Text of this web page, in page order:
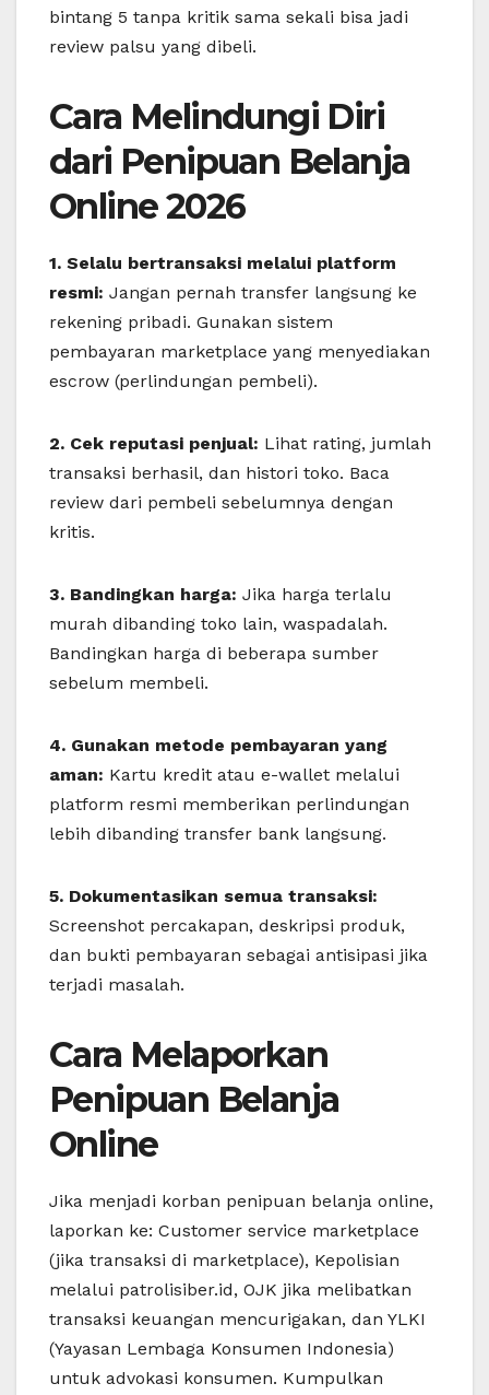
bintang 5 tanpa kritik sama sekali bisa jadi
review palsu yang dibeli.
Cara Melindungi Diri
dari Penipuan Belanja
Online 2026
1. Selalu bertransaksi melalui platform
resmi: Jangan pernah transfer langsung ke
rekening pribadi. Gunakan sistem
pembayaran marketplace yang menyediakan
escrow (perlindungan pembeli).
2. Cek reputasi penjual: Lihat rating, jumlah
transaksi berhasil, dan histori toko. Baca
review dari pembeli sebelumnya dengan
kritis.
3. Bandingkan harga: Jika harga terlalu
murah dibanding toko lain, waspadalah.
Bandingkan harga di beberapa sumber
sebelum membeli.
4. Gunakan metode pembayaran yang
aman: Kartu kredit atau e-wallet melalui
platform resmi memberikan perlindungan
lebih dibanding transfer bank langsung.
5. Dokumentasikan semua transaksi:
Screenshot percakapan, deskripsi produk,
dan bukti pembayaran sebagai antisipasi jika
terjadi masalah.
Cara Melaporkan
Penipuan Belanja
Online
Jika menjadi korban penipuan belanja online,
laporkan ke: Customer service marketplace
(jika transaksi di marketplace), Kepolisian
melalui patrolisiber.id, OJK jika melibatkan
transaksi keuangan mencurigakan, dan YLKI
(Yayasan Lembaga Konsumen Indonesia)
untuk advokasi konsumen. Kumpulkan